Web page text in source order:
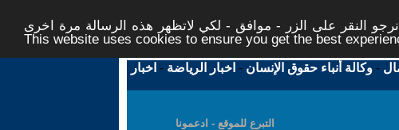
النقر على الزر - موافق - لكي لاتظهر هذه الرسالة مرة اخرى -
This website uses cookies to ensure you get the best
-وكالة أنباء حقوق الإنسان - اخبار الرياضة - اخبار
التبرع للموقع - ادعمونا